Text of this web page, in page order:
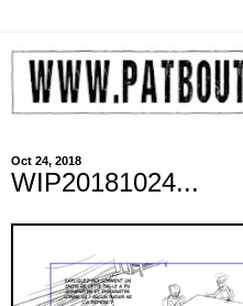
Oct 24, 2018
WIP20181024...